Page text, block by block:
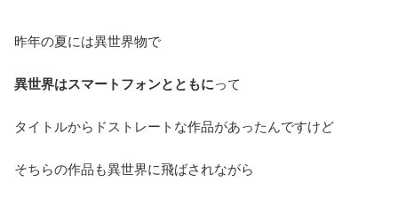
昨年の夏には異世界物で
異世界はスマートフォンとともにって
タイトルからドストレートな作品があったんですけど
そちらの作品も異世界に飛ばされながら